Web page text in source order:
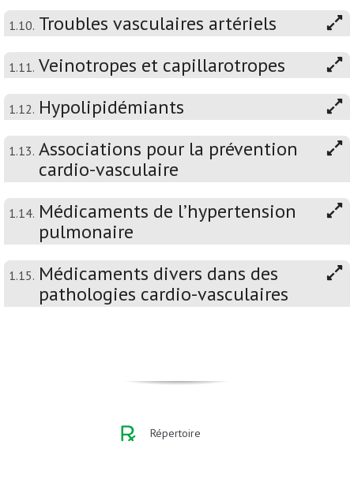
1.10. Troubles vasculaires artériels
1.11. Veinotropes et capillarotropes
1.12. Hypolipidémiants
1.13. Associations pour la prévention
cardio-vasculaire
1.14. Médicaments de l’hypertension
pulmonaire
1.15. Médicaments divers dans des
pathologies cardio-vasculaires
Répertoire